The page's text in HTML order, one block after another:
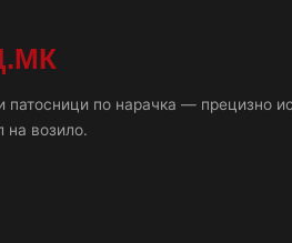
патосници по нарачка — прецизно
на возило.